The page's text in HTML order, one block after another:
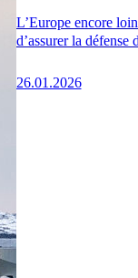
L’Europe encore
d’assurer la défense
26.01.2026